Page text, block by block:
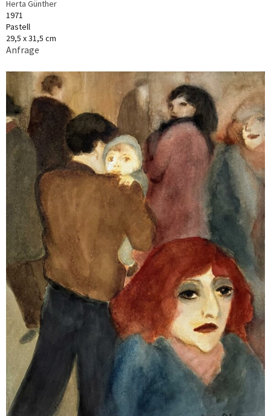
Herta Günther
1971
Pastell
29,5 x 31,5 cm
Anfrage